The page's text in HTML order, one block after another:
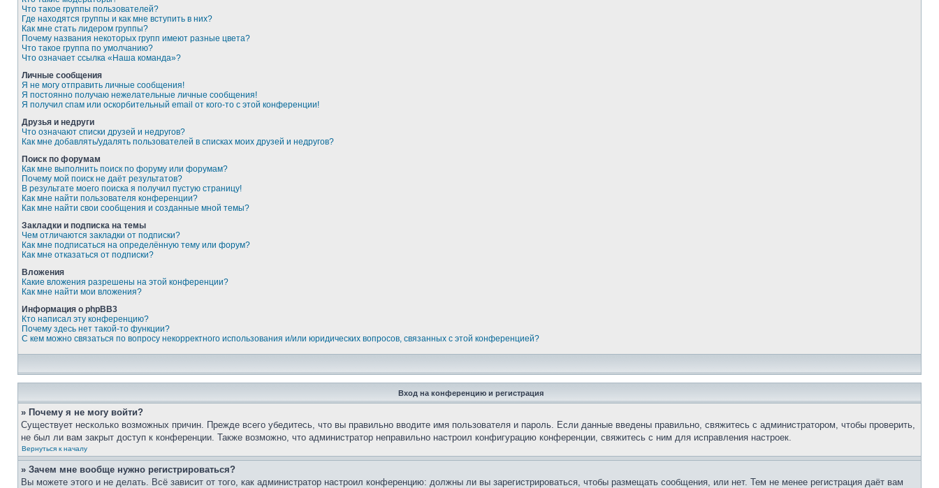
Что такое группы пользователей?
Где находятся группы и как мне вступить в них?
Как мне стать лидером группы?
Почему названия некоторых групп имеют разные цвета?
Что такое группа по умолчанию?
Что означает ссылка «Наша команда»?
Личные сообщения
Я не могу отправить личные сообщения!
Я постоянно получаю нежелательные личные сообщения!
Я получил спам или оскорбительный email от кого-то с этой конференции!
Друзья и недруги
Что означают списки друзей и недругов?
Как мне добавлять/удалять пользователей в списках моих друзей и недругов?
Поиск по форумам
Как мне выполнить поиск по форуму или форумам?
Почему мой поиск не даёт результатов?
В результате моего поиска я получил пустую страницу!
Как мне найти пользователя конференции?
Как мне найти свои сообщения и созданные мной темы?
Закладки и подписка на темы
Чем отличаются закладки от подписки?
Как мне подписаться на определённую тему или форум?
Как мне отказаться от подписки?
Вложения
Какие вложения разрешены на этой конференции?
Как мне найти мои вложения?
Информация о phpBB3
Кто написал эту конференцию?
Почему здесь нет такой-то функции?
С кем можно связаться по вопросу некорректного использования и/или юридических вопросов, связанных с этой конференцией?
Вход на конференцию и регистрация
» Почему я не могу войти?
Существует несколько возможных причин. Прежде всего убедитесь, что вы правильно вводите имя пользователя и пароль. Если данные введены правильно, свяжитесь с администратором, чтобы проверить,
не был ли вам закрыт доступ к конференции. Также возможно, что администратор неправильно настроил конфигурацию конференции, свяжитесь с ним для исправления настроек.
Вернуться к началу
» Зачем мне вообще нужно регистрироваться?
Вы можете этого и не делать. Всё зависит от того, как администратор настроил конференцию: должны ли вы зарегистрироваться, чтобы размещать сообщения, или нет. Тем не менее регистрация даёт вам